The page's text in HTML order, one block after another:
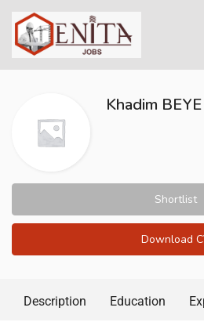
Khadim BEYE
Shortlist
Download
Description Education